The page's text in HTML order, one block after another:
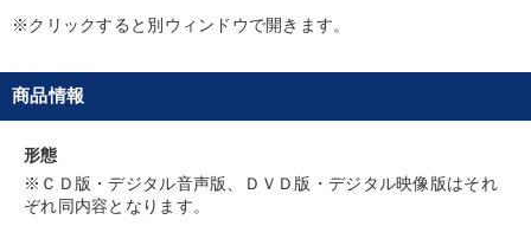
販売力を強化したい 財務・数字力の向上
キーワード
大竹愼一 教育
※クリックすると別ウィンドウで開きます。
商品情報
形態
※ＣＤ版・デジタル音声版、ＤＶＤ版・デジタル映像版はそれ
ぞれ同内容となります。